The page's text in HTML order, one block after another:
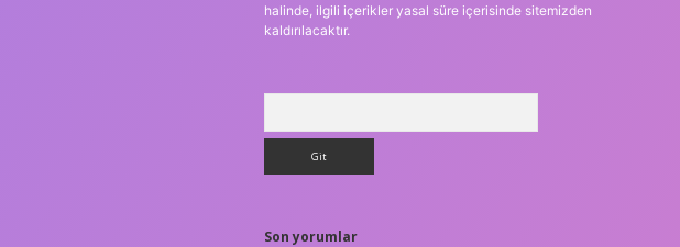
halinde, ilgili içerikler yasal süre içerisinde sitemizden
kaldırılacaktır.
Son yorumlar